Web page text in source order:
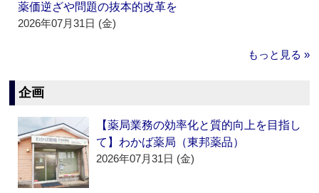
薬価逆ざや問題の抜本的改革を
2026年07月31日 (金)
もっと見る »
企画
【薬局業務の効率化と質的向上を目指し
て】わかば薬局（東邦薬品）
2026年07月31日 (金)